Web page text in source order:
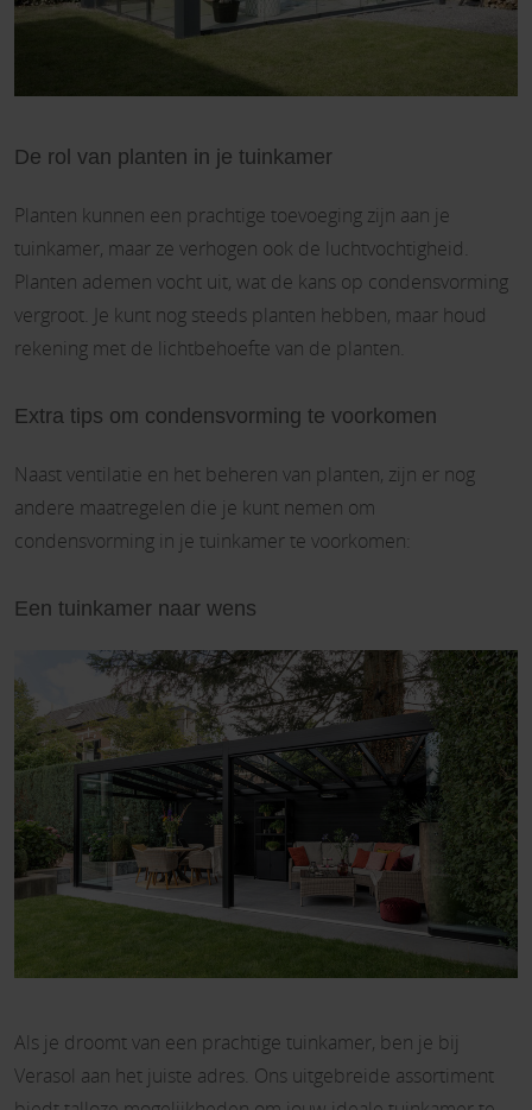
De rol van planten in je tuinkamer
Planten kunnen een prachtige toevoeging zijn aan je
tuinkamer, maar ze verhogen ook de luchtvochtigheid.
Planten ademen vocht uit, wat de kans op condensvorming
vergroot. Je kunt nog steeds planten hebben, maar houd
rekening met de lichtbehoefte van de planten.
Extra tips om condensvorming te voorkomen
Naast ventilatie en het beheren van planten, zijn er nog
andere maatregelen die je kunt nemen om
condensvorming in je tuinkamer te voorkomen:
Een tuinkamer naar wens
Als je droomt van een prachtige tuinkamer, ben je bij
Verasol aan het juiste adres. Ons uitgebreide assortiment